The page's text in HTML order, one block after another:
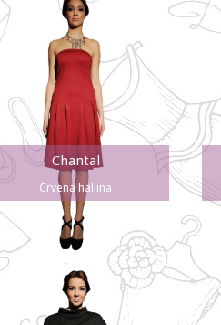
Chantal
Crvena haljina